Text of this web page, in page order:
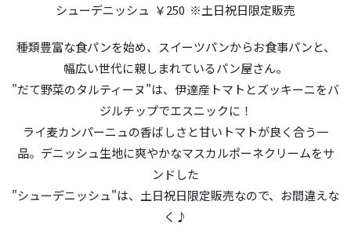
シューデニッシュ ￥250 ※土日祝日限定販売
種類豊富な食パンを始め、スイーツパンからお食事パンと、
幅広い世代に親しまれているパン屋さん。
"だて野菜のタルティーヌ"は、伊達産トマトとズッキーニをバ
ジルチップでエスニックに！
ライ麦カンパーニュの香ばしさと甘いトマトが良く合う一
品。デニッシュ生地に爽やかなマスカルポーネクリームをサ
ンドした
"シューデニッシュ"は、土日祝日限定販売なので、お間違えな
く♪